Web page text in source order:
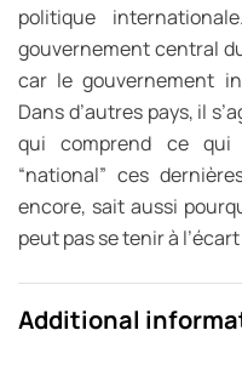
politique
gouvernement central
car le gouvernement
Dans d’autres pays, il
qui comprend ce qui
“national” ces
encore, sait aussi
peut pas se tenir à
Additional